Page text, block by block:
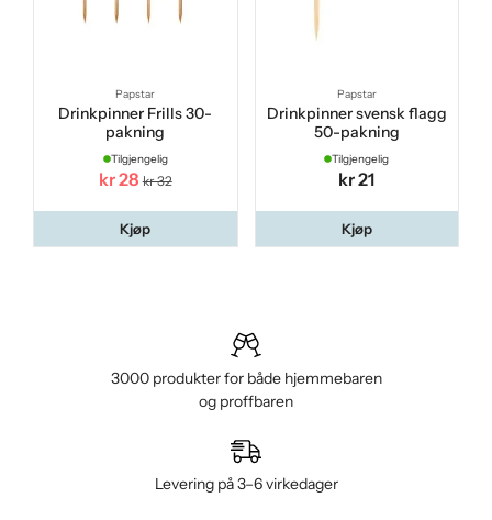
Papstar
Drinkpinner Frills 30-
pakning
Tilgjengelig
kr 28 kr 32
Kjøp
Papstar
Drinkpinner svensk flagg
50-pakning
Tilgjengelig
kr 21
Kjøp
3000 produkter for både hjemmebaren
og proffbaren
Levering på 3–6 virkedager